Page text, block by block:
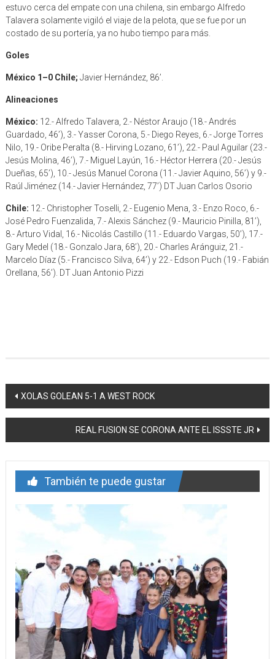
estuvo cerca del empate con una chilena, sin embargo Alfredo
Talavera solamente vigiló el viaje de la pelota, que se fue por un
costado de su portería, ya no hubo tiempo para más.
Goles
México 1–0 Chile; Javier Hernández, 86’.
Alineaciones
México: 12.- Alfredo Talavera, 2.- Néstor Araujo (18.- Andrés
Guardado, 46’), 3.- Yasser Corona, 5.- Diego Reyes, 6.- Jorge Torres
Nilo, 19.- Oribe Peralta (8.- Hirving Lozano, 61’), 22.- Paul Aguilar (23.-
Jesús Molina, 46’), 7.- Miguel Layún, 16.- Héctor Herrera (20.- Jesús
Dueñas, 65’), 10.- Jesús Manuel Corona (11.- Javier Aquino, 56’) y 9.-
Raúl Jiménez (14.- Javier Hernández, 77’) DT Juan Carlos Osorio
Chile: 12.- Christopher Toselli, 2.- Eugenio Mena, 3.- Enzo Roco, 6.-
José Pedro Fuenzalida, 7.- Alexis Sánchez (9.- Mauricio Pinilla, 81’),
8.- Arturo Vidal, 16.- Nicolás Castillo (11.- Eduardo Vargas, 50’), 17.-
Gary Medel (18.- Gonzalo Jara, 68’), 20.- Charles Aránguiz, 21.-
Marcelo Díaz (5.- Francisco Silva, 64’) y 22.- Edson Puch (19.- Fabián
Orellana, 56’). DT Juan Antonio Pizzi
Navegación
de
entrada
XOLAS GOLEAN 5-1 A WEST ROCK
REAL FUSION SE CORONA ANTE EL ISSSTE JR
También te puede gustar